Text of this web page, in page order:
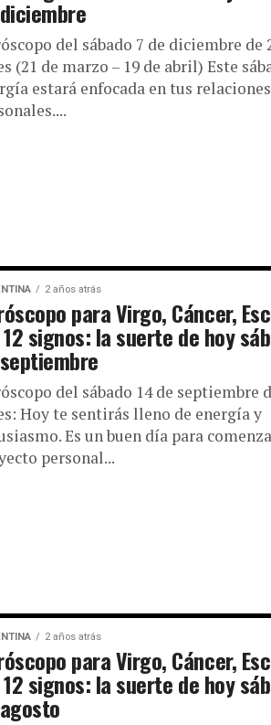
hoy
del sábado 7 de diciembre de
(21 de marzo – 19 de abril) Este
estará enfocada en tus relaciones
2 años atrás
para Virgo, Cáncer,
signos: la suerte de hoy
del sábado 14 de septiembre
Hoy te sentirás lleno de energía y
Es un buen día para
personal...
2 años atrás
para Virgo, Cáncer,
signos: la suerte de hoy